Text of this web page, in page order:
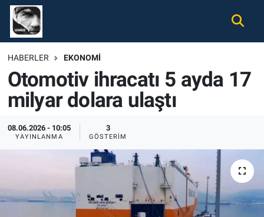
HABERLER EKONOMI
Otomotiv ihracatı 5 ayda 17
milyar dolara ulaştı
08.06.2026 - 10:05
YAYINLANMA
3
GÖSTERIM
Gündem
Ekonomi
Spor
Magazin
Tüm Haberler
İletişim
Nöbetçi Eczaneler
Hava Durumu
Namaz Vakitleri
Trafik Durumu
Süper Lig Puan Durumu ve Fikstür
Tüm Manşetler